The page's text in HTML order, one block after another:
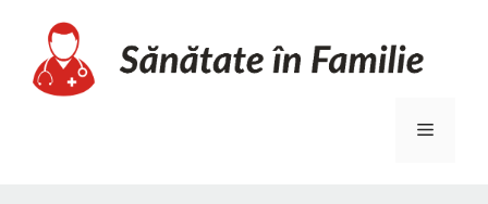
conținut
Meniu